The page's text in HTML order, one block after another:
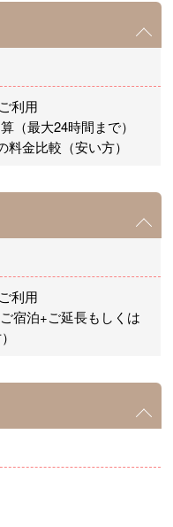
利用
（最大24時間まで）
金比較（安い方）
利用
宿泊+ご延長もしくは